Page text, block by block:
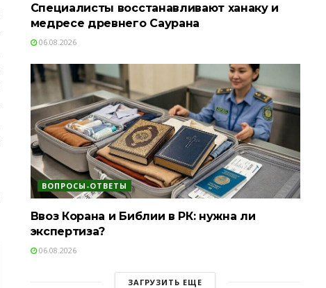
Специалисты восстанавливают ханаку и
медресе древнего Саурана
06.08.2026
ВОПРОСЫ-ОТВЕТЫ
Ввоз Корана и Библии в РК: нужна ли
экспертиза?
06.08.2026
ЗАГРУЗИТЬ ЕЩЕ